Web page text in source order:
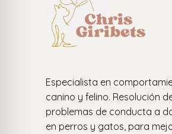
Especialista en
canino y felino. Resolución
problemas de conducta a
en perros y gatos, para